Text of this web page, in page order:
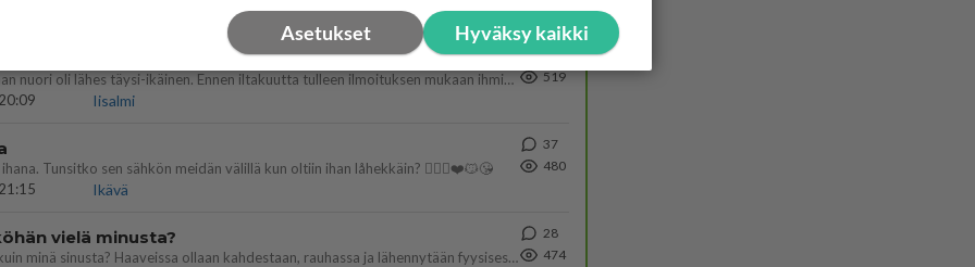
Poliisin mukaan nuori oli lähes täysi-ikäinen. Ennen iltakuutta tulleen ilmoituksen mukaan ihminen oli joutunut mahdoll
Iisalmi
5
519
Tunsitko sen sähkön meidän välillä kun oltiin ihan låhekkäin? 👩‍❤️‍👩❤️😼😘
Ikävä
37
480
vielä minusta?
Yhtä paljon, kuin minä sinusta? Haaveissa ollaan kahdestaan, rauhassa ja lähennytään fyysisesti ja tutustutaan syvemmin
28
474
Hyväksy kaikki
Asetukset